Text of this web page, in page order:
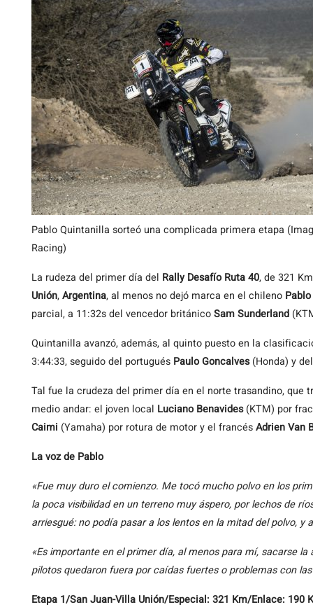
Pablo Quintanilla sorteó una complicada primera etapa
Racing)
La rudeza del primer día del Rally Desafío Ruta 40, de 321
Unión,Argentina, al menos no dejó marca en el chileno
parcial, a 11:32s del vencedor británicoSam Sunderland
Quintanilla avanzó, además, al quinto puesto en la
3:44:33, seguido del portugués Paulo Goncalves(Honda) y
Tal fue la crudeza del primer día en el norte trasandino, que
medio andar: el joven local Luciano Benavides(KTM) por
Caimi (Yamaha) por rotura de motor y el francésAdrien Van
La voz de Pablo
«Fue muy duro el comienzo. Me tocó mucho polvo en los
la poca visibilidad en un terreno muy áspero, por lechos de
arriesgué: no podía pasar a los lentos en la mitad del polvo,
«Es importante en el primer día, al menos para mí, sacarse
pilotos quedaron fuera por caídas fuertes o problemas con
Etapa 1/San Juan-Villa Unión/Especial: 321 Km/Enlace: 190